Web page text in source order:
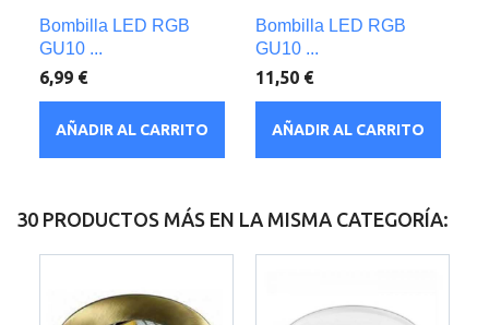
Bombilla LED RGB
GU10 ...
6,99 €
AÑADIR AL CARRITO
Bombilla LED RGB
GU10 ...
11,50 €
AÑADIR AL CARRITO
30 PRODUCTOS MÁS EN LA MISMA CATEGORÍA: